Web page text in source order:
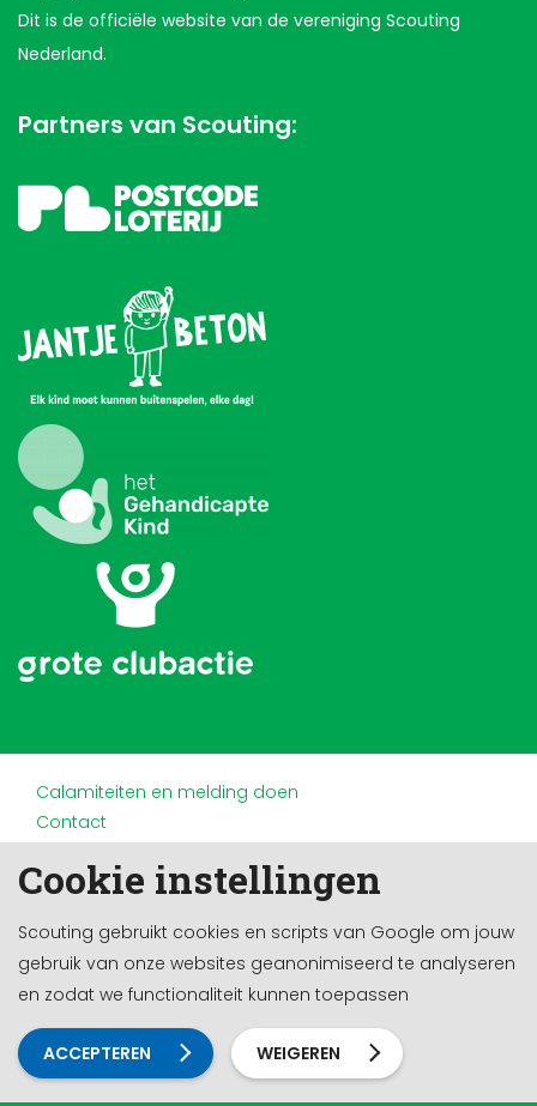
Cookie instellingen
Scouting gebruikt cookies en scripts van Google om jouw
gebruik van onze websites geanonimiseerd te analyseren
en zodat we functionaliteit kunnen toepassen
ACCEPTEREN WEIGEREN
Dit is de officiële website van de vereniging Scouting
Nederland.
Partners van Scouting:
Calamiteiten en melding doen
Contact
Doneren en nalaten
Privacy
Werken bij
Cookie-instellingen
Ontwikkeld door a&m impact